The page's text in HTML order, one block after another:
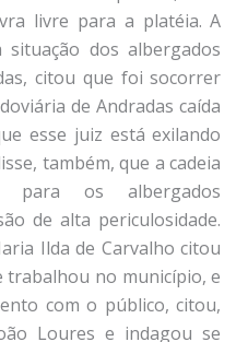
livre para a platéia. A
dos albergados
citou que foi socorrer
de Andradas caída
esse juiz está exilando
também, que a cadeia
para os albergados
de alta periculosidade.
Ilda de Carvalho citou
trabalhou no município, e
com o público, citou,
Loures e indagou se